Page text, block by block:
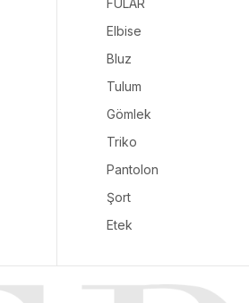
Elbise
Bluz
Tulum
Gömlek
Triko
Pantolon
Şort
Etek